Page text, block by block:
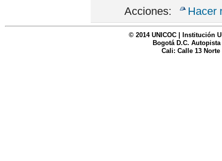
Acciones: Hacer
© 2014 UNICOC | Institución
Bogotá D.C. Autopista
Cali: Calle 13 Norte